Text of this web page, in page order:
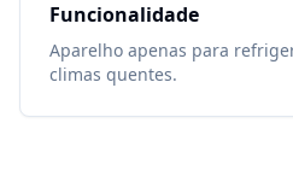
Funcionalidade
Aparelho apenas para
climas quentes.